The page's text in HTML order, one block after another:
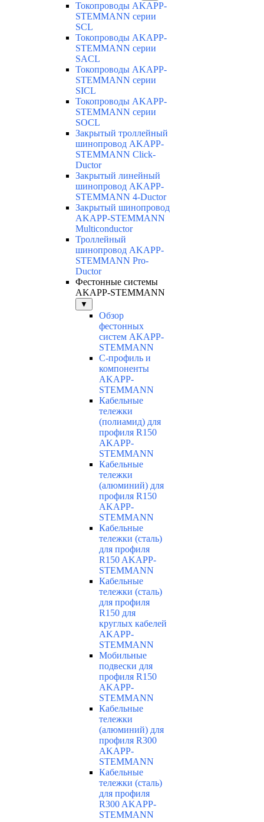
Токопроводы AKAPP-
STEMMANN серии
SCL
Токопроводы AKAPP-
STEMMANN серии
SACL
Токопроводы AKAPP-
STEMMANN серии
SICL
Токопроводы AKAPP-
STEMMANN серии
SOCL
Закрытый троллейный
шинопровод AKAPP-
STEMMANN Click-
Ductor
Закрытый линейный
шинопровод AKAPP-
STEMMANN 4-Ductor
Закрытый шинопровод
AKAPP-STEMMANN
Multiconductor
Троллейный
шинопровод AKAPP-
STEMMANN Pro-
Ductor
Фестонные системы
AKAPP-STEMMANN
▼
Обзор
фестонных
систем AKAPP-
STEMMANN
С-профиль и
компоненты
AKAPP-
STEMMANN
Кабельные
тележки
(полиамид) для
профиля R150
AKAPP-
STEMMANN
Кабельные
тележки
(алюминий) для
профиля R150
AKAPP-
STEMMANN
Кабельные
тележки (сталь)
для профиля
R150 AKAPP-
STEMMANN
Кабельные
тележки (сталь)
для профиля
R150 для
круглых кабелей
AKAPP-
STEMMANN
Мобильные
подвески для
профиля R150
AKAPP-
STEMMANN
Кабельные
тележки
(алюминий) для
профиля R300
AKAPP-
STEMMANN
Кабельные
тележки (сталь)
для профиля
R300 AKAPP-
STEMMANN